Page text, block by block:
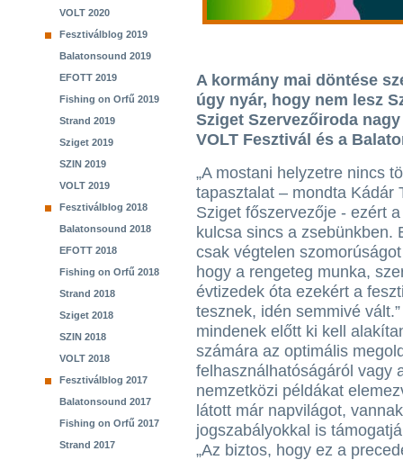
VOLT 2020
Fesztiválblog 2019
Balatonsound 2019
EFOTT 2019
Fishing on Orfű 2019
Strand 2019
Sziget 2019
SZIN 2019
VOLT 2019
Fesztiválblog 2018
Balatonsound 2018
EFOTT 2018
Fishing on Orfű 2018
Strand 2018
Sziget 2018
SZIN 2018
VOLT 2018
Fesztiválblog 2017
Balatonsound 2017
Fishing on Orfű 2017
Strand 2017
A kormány mai döntése
úgy nyár, hogy nem lesz
Sziget Szervezőiroda
VOLT Fesztivál és a
„A mostani helyzetre nincs
tapasztalat – mondta Kádár
Sziget főszervezője - ezért
kulcsa sincs a zsebünkben.
csak végtelen
hogy a rengeteg munka,
évtizedek óta ezekért a
tesznek, idén semmivé
mindenek előtt ki kell
számára az optimális
felhasználhatóságáról vagy
nemzetközi példákat
látott már napvilágot,
jogszabályokkal is
„Az biztos, hogy ez a